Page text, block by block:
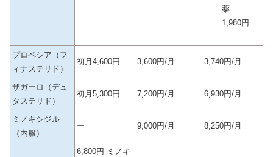
薬
1,980円
プロペシア（フ
ィナステリド）
初月4,600円 3,600円/月 3,740円/月
ザガーロ（デュ
タステリド）
初月5,300円 7,200円/月 6,930円/月
ミノキシジル
（内服）
ー 9,000円/月 8,250円/月
6,800円 ミノキ